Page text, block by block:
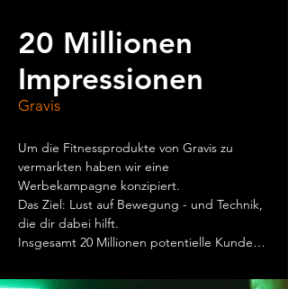
20 Millionen
Impressionen
Gravis
Um die Fitnessprodukte von Gravis zu
vermarkten haben wir eine
Werbekampagne konzipiert.
Das Ziel: Lust auf Bewegung - und Technik,
die dir dabei hilft.
Insgesamt 20 Millionen potentielle Kunden
Media, im Web und sogar auf Werbetafeln